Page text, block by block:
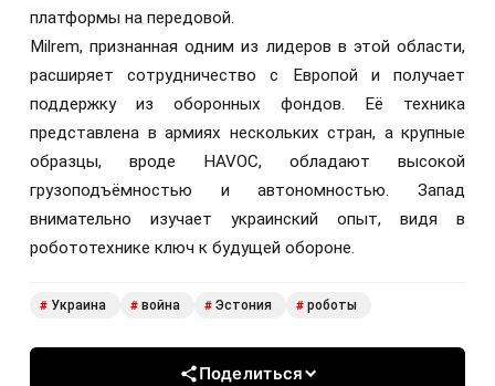
платформы на передовой.
Milrem, признанная одним из лидеров в этой области,
расширяет сотрудничество с Европой и получает
поддержку из оборонных фондов. Её техника
представлена в армиях нескольких стран, а крупные
образцы, вроде HAVOC, обладают высокой
грузоподъёмностью и автономностью. Запад
внимательно изучает украинский опыт, видя в
робототехнике ключ к будущей обороне.
# Украина # война # Эстония # роботы
Поделиться